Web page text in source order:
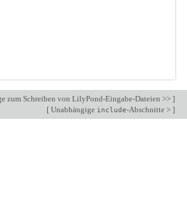
zum Schreiben von LilyPond-Eingabe-Dateien >>]
[ Unabhängige include-Abschnitte > ]